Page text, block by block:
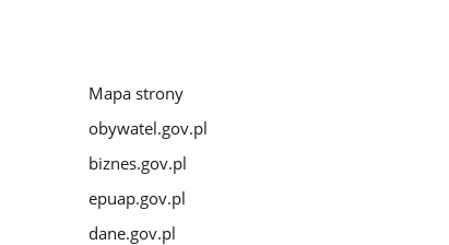
Mapa strony
obywatel.gov.pl
biznes.gov.pl
epuap.gov.pl
dane.gov.pl